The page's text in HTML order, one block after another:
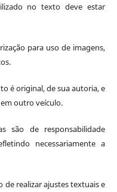
no texto deve estar
para uso de imagens,
é original, de sua autoria, e
outro veículo.
são de responsabilidade
necessariamente a
de realizar ajustes textuais e